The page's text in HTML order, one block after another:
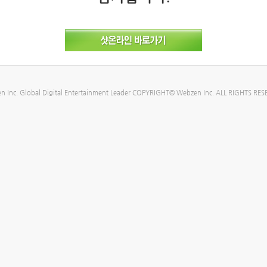
Inc. Global Digital Entertainment Leader COPYRIGHT© Webzen Inc. ALL RIGHTS